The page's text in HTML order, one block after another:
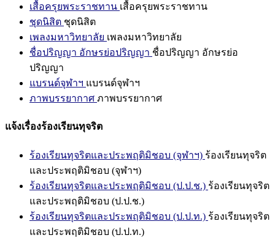
เสื้อครุยพระราชทาน เสื้อครุยพระราชทาน
ชุดนิสิต ชุดนิสิต
เพลงมหาวิทยาลัย เพลงมหาวิทยาลัย
ชื่อปริญญา อักษรย่อปริญญา ชื่อปริญญา อักษรย่อ
ปริญญา
แบรนด์จุฬาฯ แบรนด์จุฬาฯ
ภาพบรรยากาศ ภาพบรรยากาศ
แจ้งเรื่องร้องเรียนทุจริต
ร้องเรียนทุจริตและประพฤติมิชอบ (จุฬาฯ) ร้องเรียนทุจริต
และประพฤติมิชอบ (จุฬาฯ)
ร้องเรียนทุจริตและประพฤติมิชอบ (ป.ป.ช.) ร้องเรียนทุจริต
และประพฤติมิชอบ (ป.ป.ช.)
ร้องเรียนทุจริตและประพฤติมิชอบ (ป.ป.ท.) ร้องเรียนทุจริต
และประพฤติมิชอบ (ป.ป.ท.)